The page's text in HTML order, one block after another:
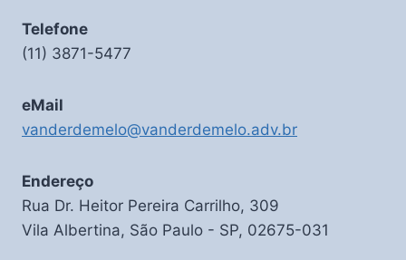
Telefone
(11) 3871-5477
eMail
vanderdemelo@vanderdemelo.adv.br
Endereço
Rua Dr. Heitor Pereira Carrilho, 309
Vila Albertina, São Paulo - SP, 02675-031